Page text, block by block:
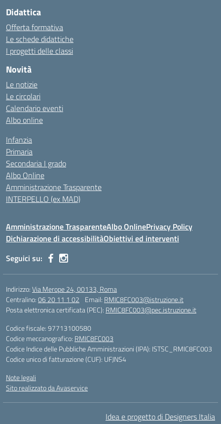
Didattica
Offerta formativa
Le schede didattiche
I progetti delle classi
Novità
Le notizie
Le circolari
Calendario eventi
Albo online
Infanzia
Primaria
Secondaria I grado
Albo Online
Amministrazione Trasparente
INTERPELLO (ex MAD)
Amministrazione TrasparenteAlbo OnlinePrivacy Policy
Dichiarazione di accessibilitàObiettivi ed interventi
Seguici su:
Indirizzo:Via Merope 24, 00133, Roma
Centralino:06 20 11 1 02 Email: RMIC8FC003@istruzione.it
Posta elettronica certificata (PEC): RMIC8FC003@pec.istruzione.it
Codice fiscale: 97713100580
Codice meccanografico: RMIC8FC003
Codice Indice delle Pubbliche Amministrazioni (IPA): ISTSC_RMIC8FC003
Codice unico di fatturazione (CUF): UFJNS4
Note legali
Sito realizzato da Avaservice
Idea e progetto di Designers Italia